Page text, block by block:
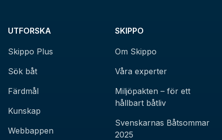
UTFORSKA
Skippo Plus
Sök båt
Färdmål
Kunskap
Webbappen
SKIPPO
Om Skippo
Våra experter
Miljöpakten – för ett
hållbart båtliv
Svenskarnas Båtsommar
2025